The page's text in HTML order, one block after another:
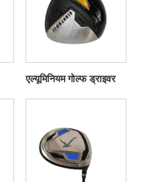
एल्यूमिनियम गोल्फ ड्राइवर